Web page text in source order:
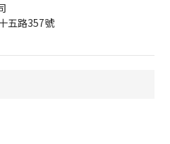
五路357號